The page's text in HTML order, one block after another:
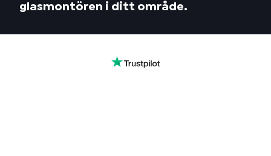
glasmontören i ditt område.